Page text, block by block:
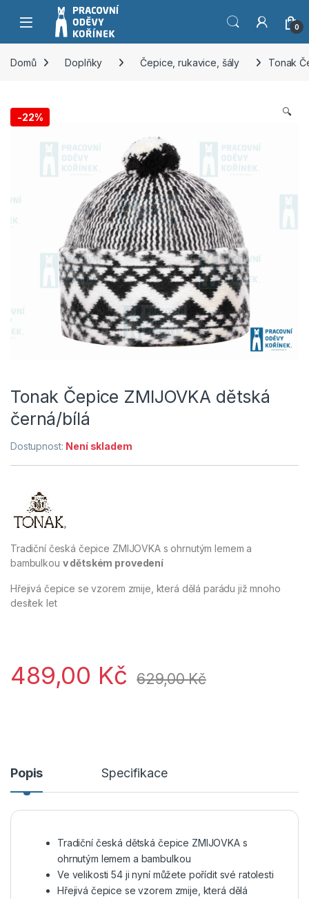
Přeskočit na navigaci
Přeskočit na obsah
0
Domů Doplňky Čepice, rukavice, šály Tonak
-22% 🔍
Tonak Čepice ZMIJOVKA dětská
černá/bílá
Dostupnost: Není skladem
Tradiční česká čepice ZMIJOVKA s ohrnutým lemem a
bambulkou v dětském provedení
Hřejivá čepice se vzorem zmije, která dělá parádu již mnoho
desítek let
489,00 Kč 629,00Kč
Popis Specifikace
Tradiční česká dětská čepice ZMIJOVKA s
ohrnutým lemem a bambulkou
Ve velikosti 54 ji nyní můžete pořídit své ratolesti
Hřejivá čepice se vzorem zmije, která dělá